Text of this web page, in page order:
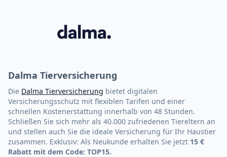
Dalma Tierversicherung
Die Dalma Tierversicherung bietet digitalen
Versicherungsschutz mit flexiblen Tarifen und einer
schnellen Kostenerstattung innerhalb von 48 Stunden.
Schließen Sie sich mehr als 40.000 zufriedenen Tiereltern an
und stellen auch Sie die ideale Versicherung für Ihr Haustier
zusammen. Exklusiv: Als Neukunde erhalten Sie jetzt 15 €
Rabatt mit dem Code: TOP15.